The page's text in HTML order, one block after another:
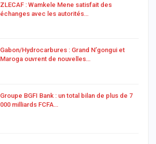
ZLECAF : Wamkele Mene satisfait des
échanges avec les autorités…
Gabon/Hydrocarbures : Grand N’gongui et
Maroga ouvrent de nouvelles…
Groupe BGFI Bank : un total bilan de plus de 7
000 milliards FCFA…